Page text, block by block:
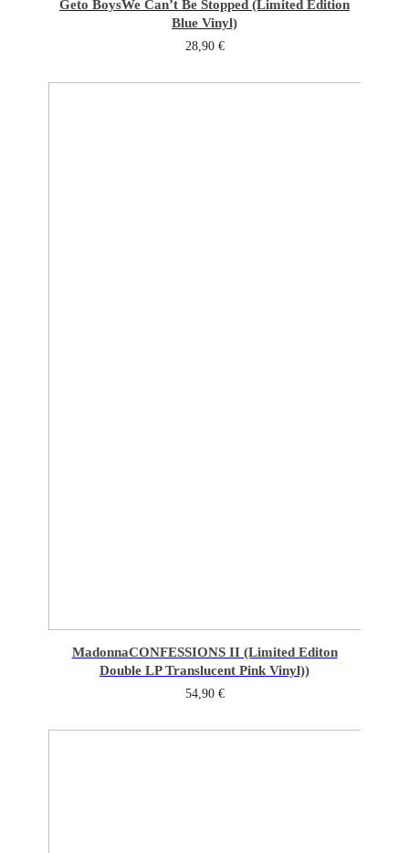
Geto BoysWe Can’t Be Stopped (Limited Edition
Blue Vinyl)
28,90 €
MadonnaCONFESSIONS II (Limited Editon
Double LP Translucent Pink Vinyl))
54,90 €